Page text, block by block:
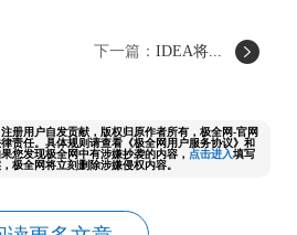
下一篇：IDEA将...
册用户自发贡献，版权归原作者所有，极全网-官网
责任。具体规则请查看《极全网用户服务协议》和
您发现极全网中有涉嫌抄袭的内容， 点击进入填写
极全网将立刻删除涉嫌侵权内容。